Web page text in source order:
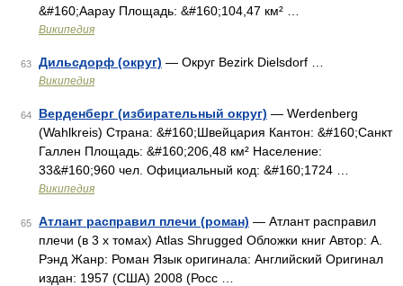
&#160;Аарау Площадь: &#160;104,47 км² …
Википедия
63 Дильсдорф (округ) — Округ Bezirk Dielsdorf …
Википедия
64 Верденберг (избирательный округ) — Werdenberg
(Wahlkreis) Страна: &#160;Швейцария Кантон: &#160;Санкт
Галлен Площадь: &#160;206,48 км² Население:
33&#160;960 чел. Официальный код: &#160;1724 …
Википедия
65 Атлант расправил плечи (роман) — Атлант расправил
плечи (в 3 х томах) Atlas Shrugged Обложки книг Автор: А.
Рэнд Жанр: Роман Язык оригинала: Английский Оригинал
издан: 1957 (США) 2008 (Росс …